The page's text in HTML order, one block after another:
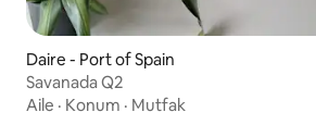
Daire - Port of Spain
Savanada Q2
Aile · Konum · Mutfak